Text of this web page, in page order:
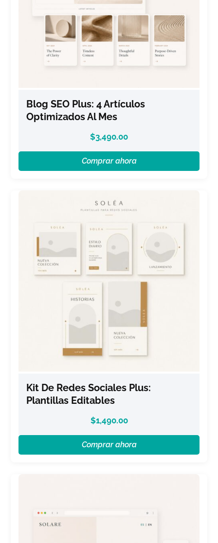
Blog SEO Plus: 4 Artículos
Optimizados Al Mes
$3,490.00
Comprar ahora
Kit De Redes Sociales Plus:
Plantillas Editables
$1,490.00
Comprar ahora